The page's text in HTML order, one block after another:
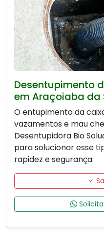
Desentupimento
em Araçoiaba da
O entupimento da
vazamentos e mau
Desentupidora Bio
para solucionar esse
rapidez e segurança.